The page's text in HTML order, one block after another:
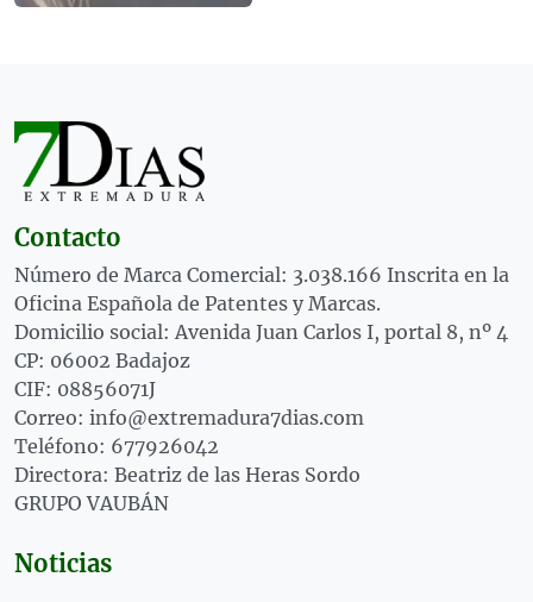
Contacto
Número de Marca Comercial: 3.038.166 Inscrita en la
Oficina Española de Patentes y Marcas.
Domicilio social: Avenida Juan Carlos I, portal 8, nº 4
CP: 06002 Badajoz
CIF: 08856071J
Correo: info@extremadura7dias.com
Teléfono: 677926042
Directora: Beatriz de las Heras Sordo
GRUPO VAUBÁN
Noticias